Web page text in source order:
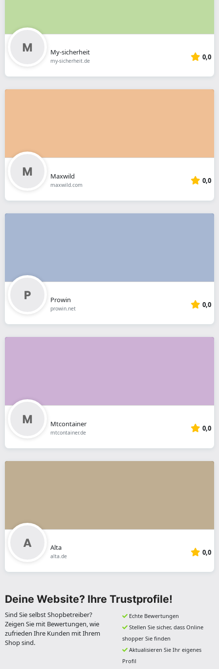
My-sicherheit
my-sicherheit.de 0,0
Maxwild
maxwild.com 0,0
Prowin
prowin.net 0,0
Mtcontainer
mtcontainer.de 0,0
Alta
alta.de 0,0
Deine Website? Ihre Trustprofile!
Sind Sie selbst Shopbetreiber?
Zeigen Sie mit Bewertungen, wie
zufrieden Ihre Kunden mit Ihrem
Shop sind.
Echte Bewertungen
Stellen Sie sicher, dass Online
shopper Sie finden
Aktualisieren Sie Ihr eigenes
Profil